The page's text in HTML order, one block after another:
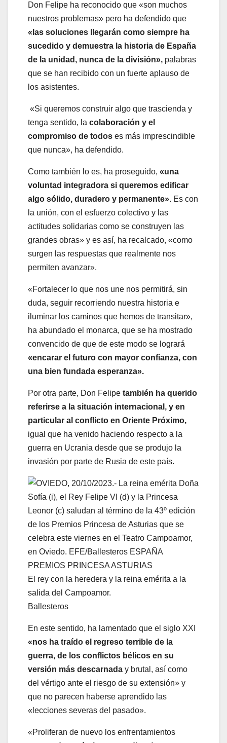
Don Felipe ha reconocido que «son muchos
nuestros problemas» pero ha defendido que
«las soluciones llegarán como siempre ha
sucedido y demuestra la historia de España
de la unidad, nunca de la división», palabras
que se han recibido con un fuerte aplauso de
los asistentes.
«Si queremos construir algo que trascienda y
tenga sentido, la colaboración y el
compromiso de todos es más imprescindible
que nunca», ha defendido.
Como también lo es, ha proseguido, «una
voluntad integradora si queremos edificar
algo sólido, duradero y permanente». Es con
la unión, con el esfuerzo colectivo y las
actitudes solidarias como se construyen las
grandes obras» y es así, ha recalcado, «como
surgen las respuestas que realmente nos
permiten avanzar».
«Fortalecer lo que nos une nos permitirá, sin
duda, seguir recorriendo nuestra historia e
iluminar los caminos que hemos de transitar»,
ha abundado el monarca, que se ha mostrado
convencido de que de este modo se logrará
«encarar el futuro con mayor confianza, con
una bien fundada esperanza».
Por otra parte, Don Felipe también ha querido
referirse a la situación internacional, y en
particular al conflicto en Oriente Próximo,
igual que ha venido haciendo respecto a la
guerra en Ucrania desde que se produjo la
invasión por parte de Rusia de este país.
El rey con la heredera y la reina emérita a la
salida del Campoamor.
Ballesteros
En este sentido, ha lamentado que el siglo XXI
«nos ha traído el regreso terrible de la
guerra, de los conflictos bélicos en su
versión más descarnada y brutal, así como
del vértigo ante el riesgo de su extensión» y
que no parecen haberse aprendido las
«lecciones severas del pasado».
«Proliferan de nuevo los enfrentamientos